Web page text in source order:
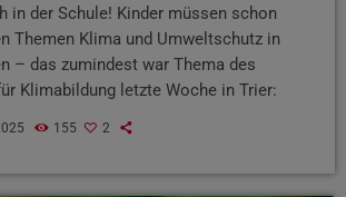
in der Schule! Kinder müssen schon
Themen Klima und Umweltschutz in
– das zumindest war Thema des
Klimabildung letzte Woche in Trier:
155 2